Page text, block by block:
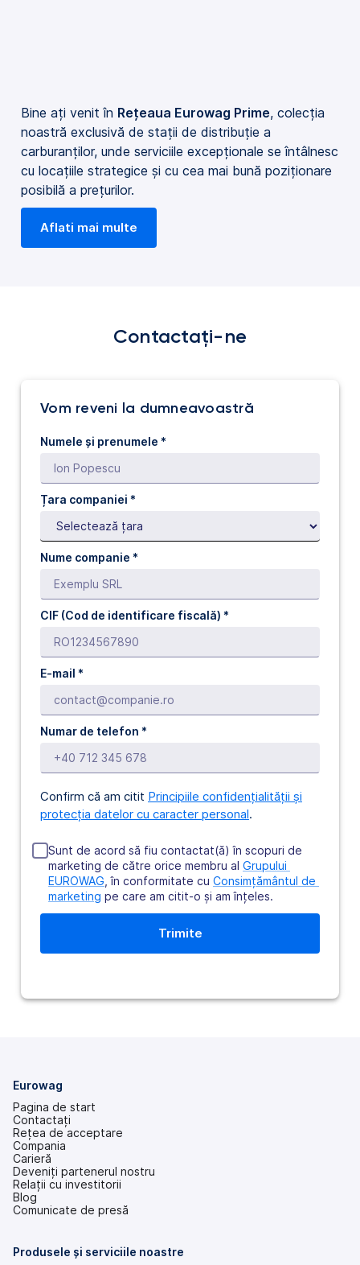
Bine ați venit în Rețeaua Eurowag Prime, colecția
noastră exclusivă de stații de distribuție a
carburanților, unde serviciile excepționale se întâlnesc
cu locațiile strategice și cu cea mai bună poziționare
posibilă a prețurilor.
Aflati mai multe
Contactați-ne
Vom reveni la dumneavoastră
Numele și prenumele *
Țara companiei *
Nume companie *
CIF (Cod de identificare fiscală) *
E-mail *
Numar de telefon *
Confirm că am citit Principiile confidențialității și
protecția datelor cu caracter personal.
Sunt de acord să fiu contactat(ă) în scopuri de
marketing de către orice membru al Grupului
EUROWAG , în conformitate cu Consimțământul de
marketing pe care am citit-o şi am înţeles.
Eurowag
Pagina de start
Contactați
Rețea de acceptare
Compania
Carieră
Deveniți partenerul nostru
Relații cu investitorii
(se
deschide
filă
Blog
Comunicate de presă
Produsele și serviciile noastre